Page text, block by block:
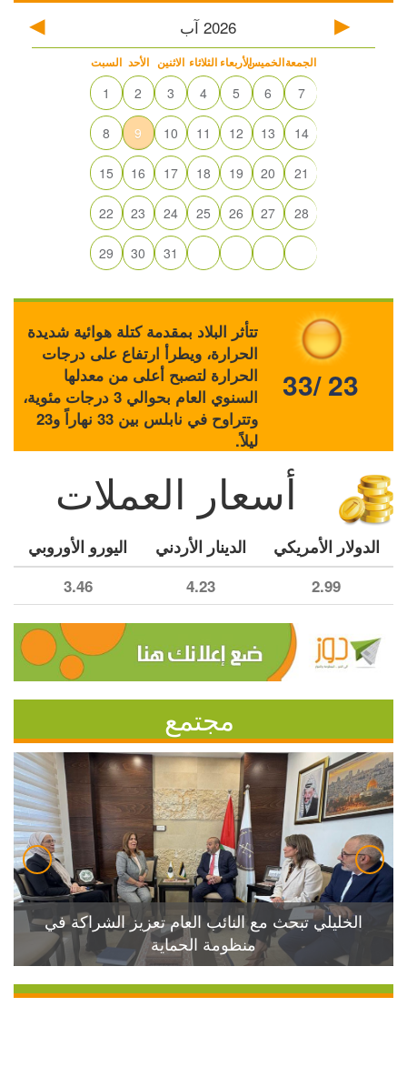
2026 آب
السبت الأحد الاثنين الثلاثاء الأربعاءالخميسالجمعة
1 2 3 4 5 6 7
8 9 10 11 12 13 14
15 16 17 18 19 20 21
22 23 24 25 26 27 28
29 30 31
تتأثر البلاد بمقدمة كتلة هوائية شديدة
الحرارة، ويطرأ ارتفاع على درجات
الحرارة لتصبح أعلى من معدلها
السنوي العام بحوالي 3 درجات مئوية،
وتتراوح في نابلس بين 33 نهاراً و23
ليلاً.
33/ 23
أسعار العملات
الدولار الأمريكي الدينار الأردني اليورو الأوروبي
2.99
4.23
3.46
مجتمع
الخليلي تبحث مع النائب العام تعزيز الشراكة في
منظومة الحماية